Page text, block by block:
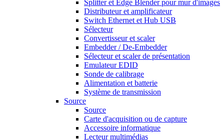
Splitter et Edge Blender pour mur d'images
Distributeur et amplificateur
Switch Ethernet et Hub USB
Sélecteur
Convertisseur et scaler
Embedder / De-Embedder
Sélecteur et scaler de présentation
Emulateur EDID
Sonde de calibrage
Alimentation et batterie
Système de transmission
Source
Source
Carte d'acquisition ou de capture
Accessoire informatique
Lecteur multimédias